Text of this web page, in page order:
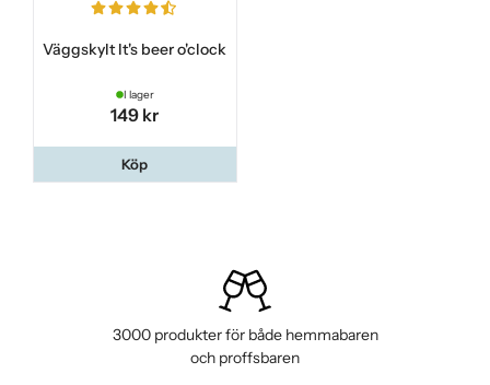
Väggskylt It's beer o'clock
I lager
149 kr
Köp
3000 produkter för både hemmabaren
och proffsbaren